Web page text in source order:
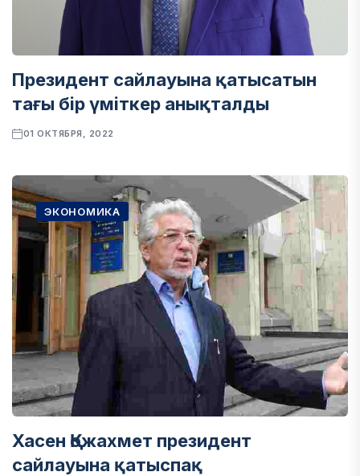
Президент сайлауына қатысатын
тағы бір үміткер анықталды
01 ОКТЯБРЯ, 2022
ЭКОНОМИКА
Хасен Қожахмет президент
сайлауына қатыспақ